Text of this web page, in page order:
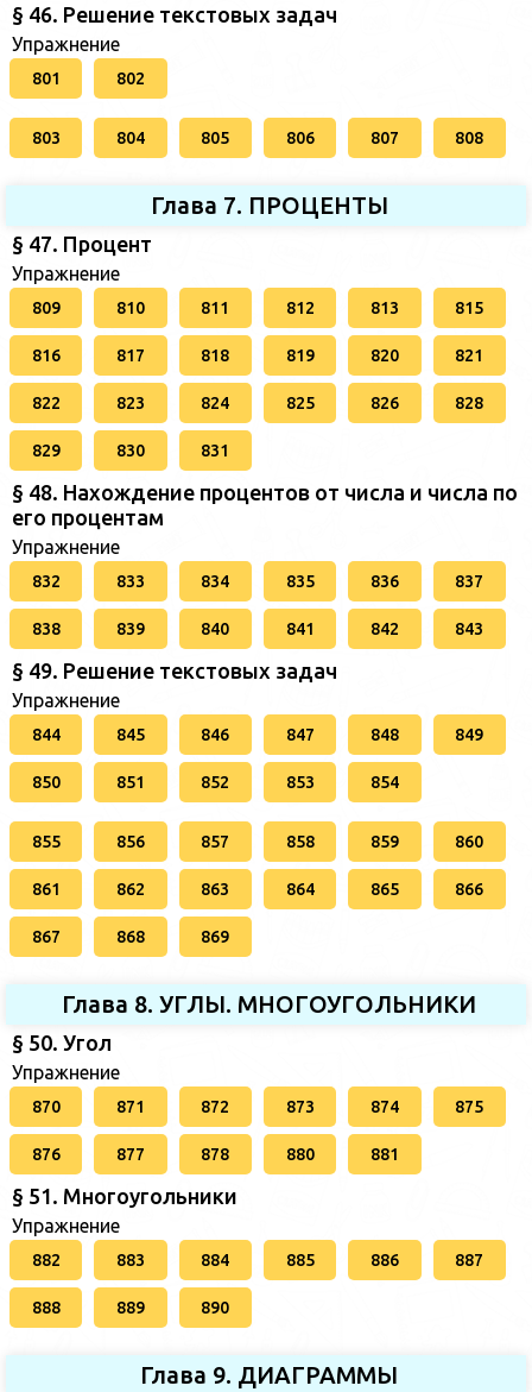
§ 46. Решение текстовых задач
Упражнение
801 802
803 804 805 806 807 808
Глава 7. ПРОЦЕНТЫ
§ 47. Процент
Упражнение
809 810 811 812 813 815
816 817 818 819 820 821
822 823 824 825 826 828
829 830 831
§ 48. Нахождение процентов от числа и числа по
его процентам
Упражнение
832 833 834 835 836 837
838 839 840 841 842 843
§ 49. Решение текстовых задач
Упражнение
844 845 846 847 848 849
850 851 852 853 854
855 856 857 858 859 860
861 862 863 864 865 866
867 868 869
Глава 8. УГЛЫ. МНОГОУГОЛЬНИКИ
§ 50. Угол
Упражнение
870 871 872 873 874 875
876 877 878 880 881
§ 51. Многоугольники
Упражнение
882 883 884 885 886 887
888 889 890
Глава 9. ДИАГРАММЫ